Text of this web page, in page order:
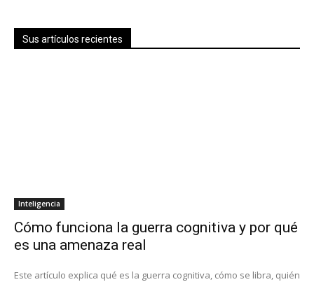
Sus artículos recientes
Inteligencia
Cómo funciona la guerra cognitiva y por qué
es una amenaza real
Este artículo explica qué es la guerra cognitiva, cómo se libra, quién